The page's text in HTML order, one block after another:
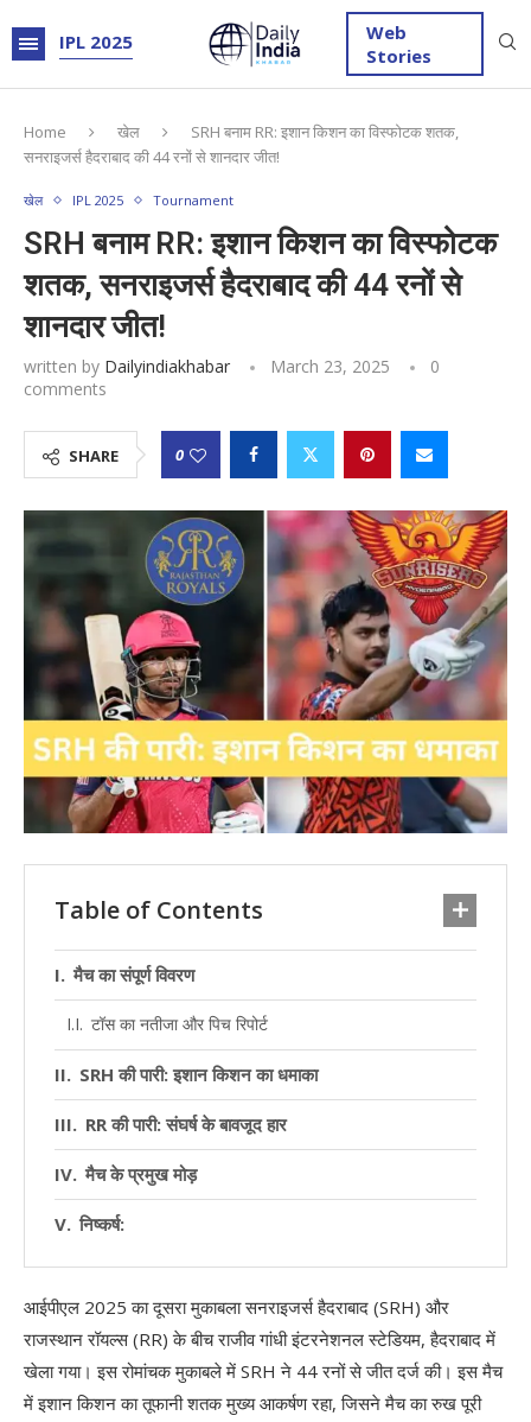
IPL 2025
Web
Stories
Home खेल
SRH बनाम RR: इशान किशन का विस्फोटक शतक,
सनराइजर्स हैदराबाद की 44 रनों से शानदार जीत!
खेल IPL 2025 Tournament
SRH बनाम RR: इशान किशन का विस्फोटक
शतक, सनराइजर्स हैदराबाद की 44 रनों से
शानदार जीत!
written by Dailyindiakhabar March 23, 2025
0
comments
SHARE 0
Table of Contents
मैच का संपूर्ण विवरण
टॉस का नतीजा और पिच रिपोर्ट
SRH की पारी: इशान किशन का धमाका
RR की पारी: संघर्ष के बावजूद हार
मैच के प्रमुख मोड़
निष्कर्ष:
आईपीएल 2025 का दूसरा मुकाबला सनराइजर्स हैदराबाद (SRH) और
राजस्थान रॉयल्स (RR) के बीच राजीव गांधी इंटरनेशनल स्टेडियम, हैदराबाद में
खेला गया। इस रोमांचक मुकाबले में SRH ने 44 रनों से जीत दर्ज की। इस मैच
में इशान किशन का तूफानी शतक मुख्य आकर्षण रहा, जिसने मैच का रुख पूरी